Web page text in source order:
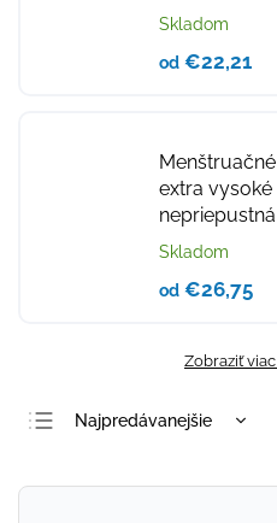
Skladom
od €22,21
extra
Skladom
od €26,75
Zobraziť
Najpredávanejšie